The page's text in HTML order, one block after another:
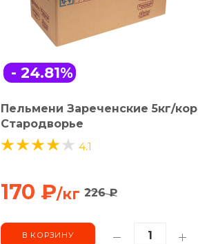
- 24.81%
Пельмени Зареченские 5кг/кор
Стародворье
4.1
170 ₽/кг 226₽
В КОРЗИНУ